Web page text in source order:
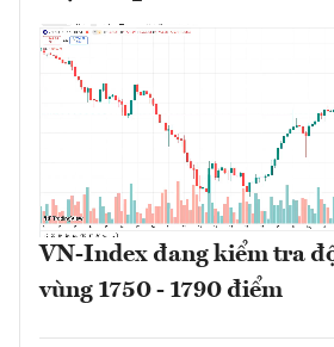
VN-Index đang kiểm tra
vùng 1750 - 1790 điểm